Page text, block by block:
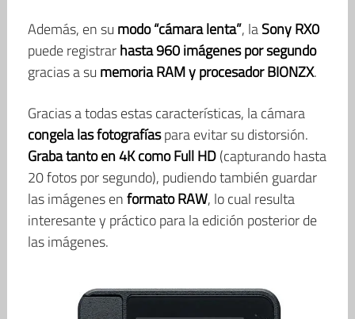
Además, en su modo “cámara lenta”, laSony RX0
puede registrarhasta 960 imágenes por segundo
gracias a su memoria RAM y procesador BIONZX.
Gracias a todas estas características, la cámara
congela las fotografíaspara evitar su distorsión.
Graba tanto en 4K como Full HD(capturando hasta
20 fotos por segundo), pudiendo también guardar
las imágenes enformato RAW, lo cual resulta
interesante y práctico para la edición posterior de
las imágenes.